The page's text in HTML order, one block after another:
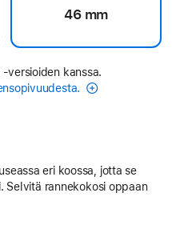
46 mm
kanssa.
eri koossa, jotta se
Selvitä rannekokosi oppaan